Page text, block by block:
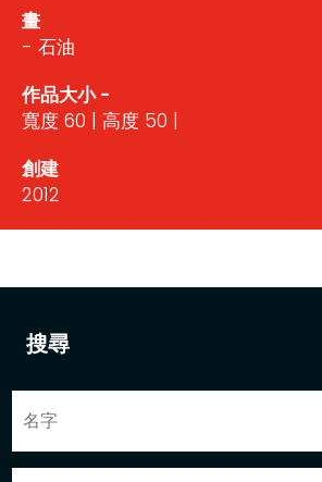
搜尋
畫
- 石油
作品大小 -
寬度 60 | 高度 50 |
創建
2012